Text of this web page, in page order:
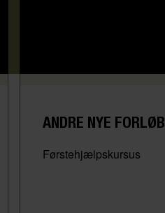
ANDRE NYE FORLØB
Førstehjælpskursus